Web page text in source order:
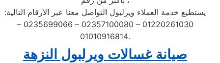
يستطيع خدمة العملاء ويرلبول التواصل معنا عبر الأرقام التالية:
01220261030 – 02357100080 – 0235699066 –
01010916814.
صيانة غسالات ويرلبول النزهة